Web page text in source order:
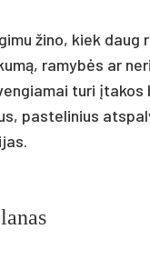
žino, kiek
ramybės ar
turi
pastelinius